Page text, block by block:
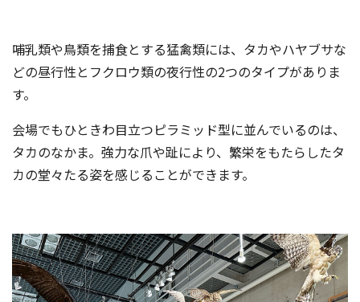
哺乳類や鳥類を捕食とする猛禽類には、タカやハヤブサな
どの昼行性とフクロウ類の夜行性の2つのタイプがありま
す。
会場でもひときわ目立つピラミッド型に並んでいるのは、
タカのなかま。強力な爪や趾により、繁栄をもたらしたタ
カの堂々たる姿を感じることができます。